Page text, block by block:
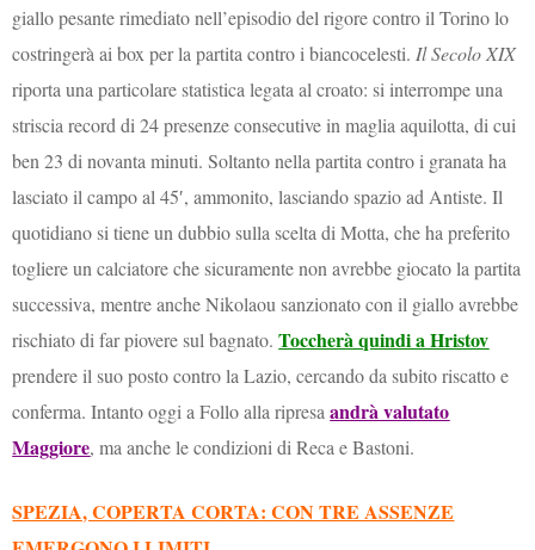
giallo pesante rimediato nell’episodio del rigore contro il Torino lo
costringerà ai box per la partita contro i biancocelesti. Il Secolo XIX
riporta una particolare statistica legata al croato: si interrompe una
striscia record di 24 presenze consecutive in maglia aquilotta, di cui
ben 23 di novanta minuti. Soltanto nella partita contro i granata ha
lasciato il campo al 45′, ammonito, lasciando spazio ad Antiste. Il
quotidiano si tiene un dubbio sulla scelta di Motta, che ha preferito
togliere un calciatore che sicuramente non avrebbe giocato la partita
successiva, mentre anche Nikolaou sanzionato con il giallo avrebbe
rischiato di far piovere sul bagnato.Toccherà quindi a Hristov
prendere il suo posto contro la Lazio, cercando da subito riscatto e
conferma. Intanto oggi a Follo alla ripresaandrà valutato
Maggiore, ma anche le condizioni di Reca e Bastoni.
SPEZIA, COPERTA CORTA: CON TRE ASSENZE